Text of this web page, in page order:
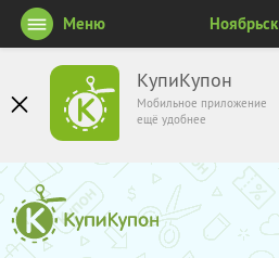
КупиКупон
Мобильное приложение
ещё удобнее
Меню Ноябрьск